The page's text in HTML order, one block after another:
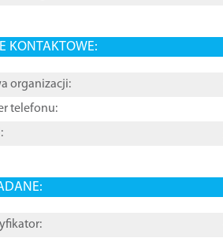
KONTAKTOWE:
organizacji:
telefonu: